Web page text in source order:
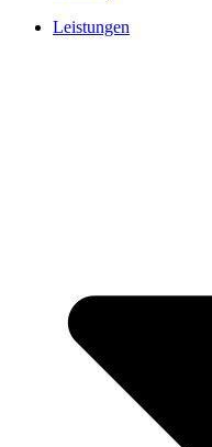
Leistungen